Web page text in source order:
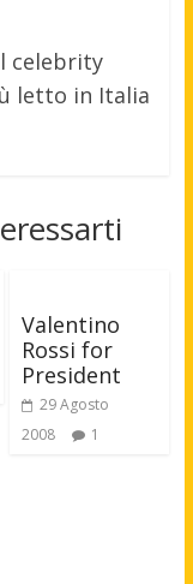
celebrity
letto in Italia
Valentino
Rossi for
President
29 Agosto
2008
1